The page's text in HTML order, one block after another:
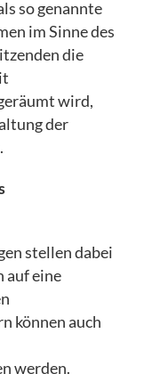
so genannte
im Sinne des
die
wird,
der
stellen dabei
auf eine
können auch
werden.